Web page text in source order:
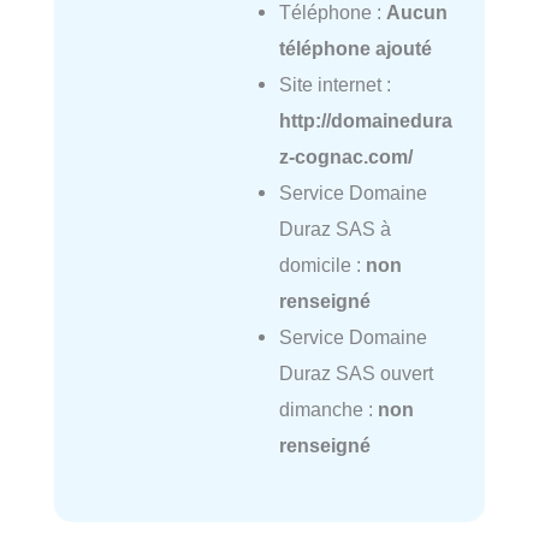
Téléphone : Aucun
téléphone ajouté
Site internet :
http://domainedura
z-cognac.com/
Service Domaine
Duraz SAS à
domicile : non
renseigné
Service Domaine
Duraz SAS ouvert
dimanche : non
renseigné